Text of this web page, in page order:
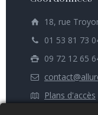
18, rue
01 53 81 73
09 72 12 65
Plans d'accès